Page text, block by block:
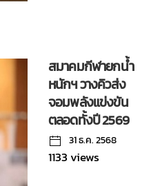
สมาคมกีฬายกน้ำ
หนักฯ วางคิวส่ง
จอมพลังแข่งขัน
ตลอดทั้งปี 2569
31 ธ.ค. 2568
1133 views